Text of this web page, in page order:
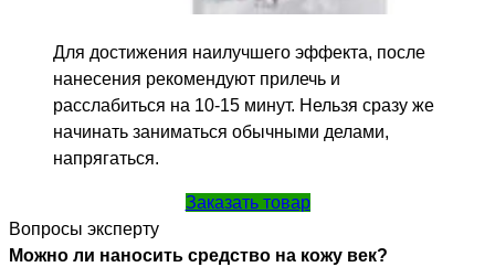
Для достижения наилучшего эффекта, после
нанесения рекомендуют прилечь и
расслабиться на 10-15 минут. Нельзя сразу же
начинать заниматься обычными делами,
напрягаться.
Заказать товар
Вопросы эксперту
Можно ли наносить средство на кожу век?